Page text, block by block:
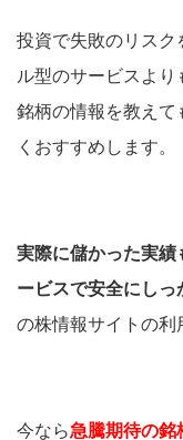
投資で失敗のリスク
ル型のサービスよ
銘柄の情報を教えて
くおすすめします。
実際に儲かった実績
ービスで安全にしっ
の株情報サイトの利
今なら急騰期待の銘